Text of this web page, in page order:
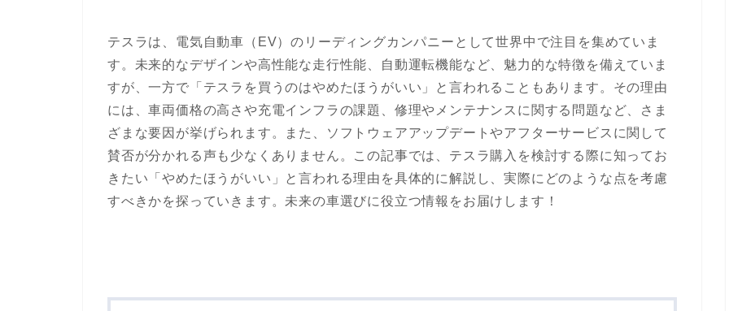
テスラは、電気自動車（EV）のリーディングカンパニーとして世界中で注目を集めていま
す。未来的なデザインや高性能な走行性能、自動運転機能など、魅力的な特徴を備えていま
すが、一方で「テスラを買うのはやめたほうがいい」と言われることもあります。その理由
には、車両価格の高さや充電インフラの課題、修理やメンテナンスに関する問題など、さま
ざまな要因が挙げられます。また、ソフトウェアアップデートやアフターサービスに関して
賛否が分かれる声も少なくありません。この記事では、テスラ購入を検討する際に知ってお
きたい「やめたほうがいい」と言われる理由を具体的に解説し、実際にどのような点を考慮
すべきかを探っていきます。未来の車選びに役立つ情報をお届けします！